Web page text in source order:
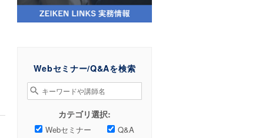
Webセミナー/Q&Aを検索
検
索
象:
カテゴリ選択:
Webセミナー Q&A